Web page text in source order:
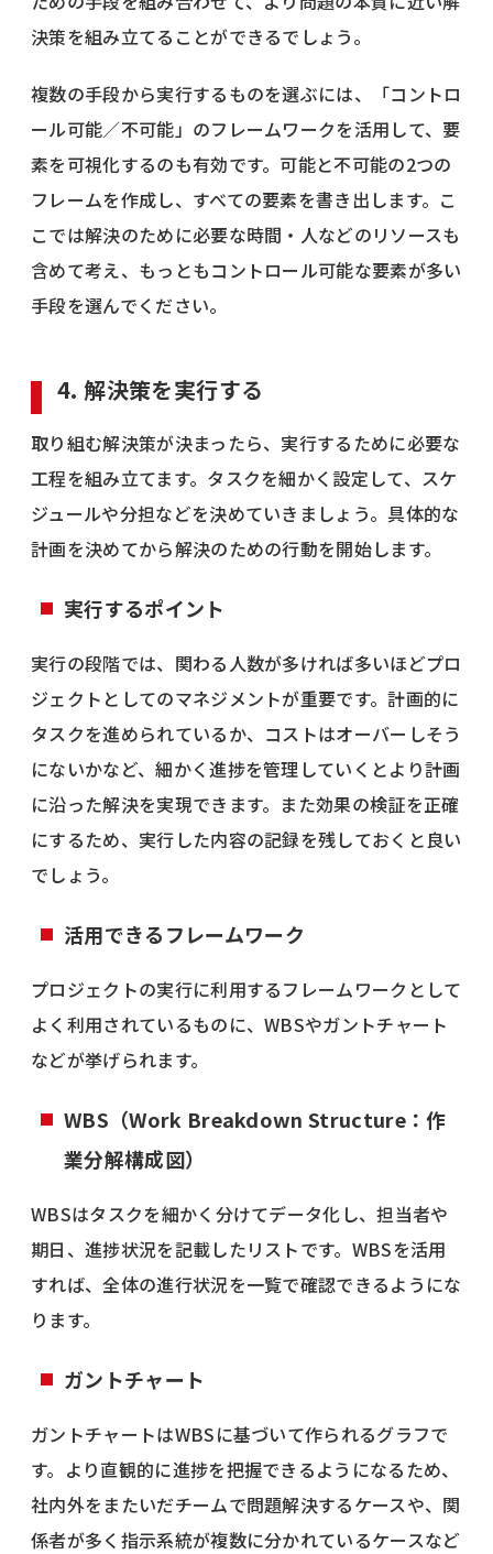
決策を組み立てることができるでしょう。
複数の手段から実行するものを選ぶには、「コントロ
ール可能／不可能」のフレームワークを活用して、要
素を可視化するのも有効です。可能と不可能の2つの
フレームを作成し、すべての要素を書き出します。こ
こでは解決のために必要な時間・人などのリソースも
含めて考え、もっともコントロール可能な要素が多い
手段を選んでください。
4. 解決策を実行する
取り組む解決策が決まったら、実行するために必要な
工程を組み立てます。タスクを細かく設定して、スケ
ジュールや分担などを決めていきましょう。具体的な
計画を決めてから解決のための行動を開始します。
実行するポイント
実行の段階では、関わる人数が多ければ多いほどプロ
ジェクトとしてのマネジメントが重要です。計画的に
タスクを進められているか、コストはオーバーしそう
にないかなど、細かく進捗を管理していくとより計画
に沿った解決を実現できます。また効果の検証を正確
にするため、実行した内容の記録を残しておくと良い
でしょう。
活用できるフレームワーク
プロジェクトの実行に利用するフレームワークとして
よく利用されているものに、WBSやガントチャート
などが挙げられます。
WBS（Work Breakdown Structure：作
業分解構成図）
WBSはタスクを細かく分けてデータ化し、担当者や
期日、進捗状況を記載したリストです。WBSを活用
すれば、全体の進行状況を一覧で確認できるようにな
ります。
ガントチャート
ガントチャートはWBSに基づいて作られるグラフで
す。より直観的に進捗を把握できるようになるため、
社内外をまたいだチームで問題解決するケースや、関
係者が多く指示系統が複数に分かれているケースなど